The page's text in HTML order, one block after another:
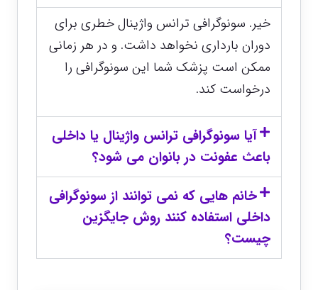
خیر. سونوگرافی ترانس واژینال خطری برای
دوران بارداری نخواهد داشت. و در هر زمانی
ممکن است پزشک شما این سونوگرافی را
درخواست کند.
آیا سونوگرافی ترانس واژینال یا داخلی
باعث عفونت در بانوان می شود؟
خانم هایی که نمی توانند از سونوگرافی
داخلی استفاده کنند روش جایگزین
چیست؟